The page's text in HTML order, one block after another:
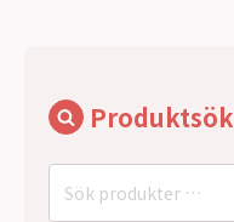
Produktsök
Sök